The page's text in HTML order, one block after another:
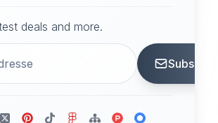
deals and more.